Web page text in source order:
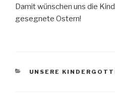
Damit wünschen uns die
gesegnete Ostern!
KATEGORIEN
UNSERE